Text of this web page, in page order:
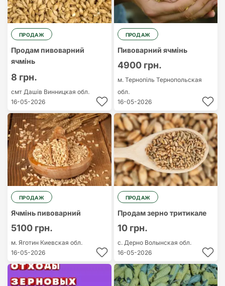
ПРОДАЖ
Продам пивоварний
ячмінь
8 грн.
смт Дашів Винницкая обл.
16-05-2026
ПРОДАЖ
Пивоварний ячмінь
4900 грн.
м. Тернопіль Тернопольская
обл.
16-05-2026
ПРОДАЖ
Ячмінь пивоварний
5100 грн.
м. Яготин Киевская обл.
16-05-2026
ПРОДАЖ
Продам зерно тритикале
10 грн.
с. Дерно Волынская обл.
16-05-2026